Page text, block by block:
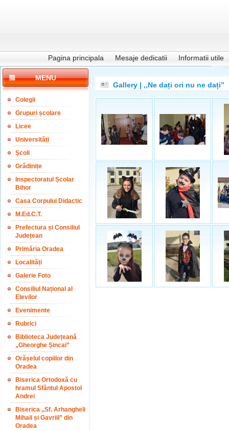
Pagina principala Mesaje dedicatii Informatii utile
MENU
Colegii
Grupuri școlare
Licee
Universități
Școli
Grădinițe
Inspectoratul Școlar
Bihor
Casa Corpului Didactic
M.Ed.C.T.
Prefectura și Consiliul
Județean
Primăria Oradea
Localități
Galerie Foto
Consiliul Național al
Elevilor
Evenimente
Rubrici
Biblioteca Județeană
„Gheorghe Șincai”
Orășelul copiilor din
Oradea
Biserica Ortodoxă cu
hramul Sfântul Apostol
Andrei
Biserica ,,Sf. Arhangheli
Mihail și Gavriil” din
Oradea
Gallery | ,,Ne dați ori nu ne dați”